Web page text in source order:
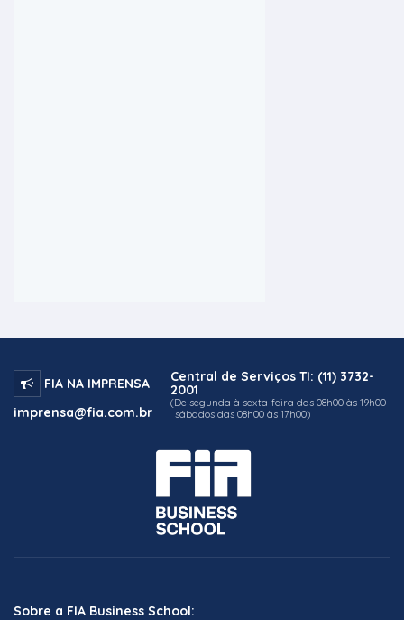
FIA NA IMPRENSA
imprensa@fia.com.br
Central de Serviços TI: (11) 3732-
2001
(De segunda à sexta-feira das 08h00 às 19h00
sábados das 08h00 às 17h00)
Sobre a FIA Business School: